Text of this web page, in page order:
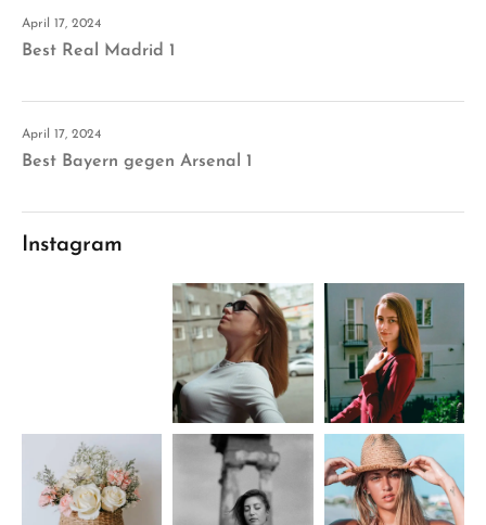
April 17, 2024
Best Real Madrid 1
April 17, 2024
Best Bayern gegen Arsenal 1
Instagram